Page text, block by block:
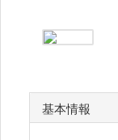
基本情報